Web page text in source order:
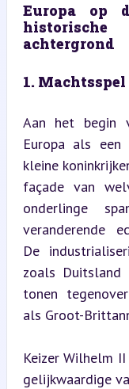
Europa op
achtergrond
1.
Aan het begin
Europa als een
kleine
façade van
onderlinge
veranderende
De
zoals Duitsland
tonen
als Groot-
Keizer Wilhelm
gelijkwaardige